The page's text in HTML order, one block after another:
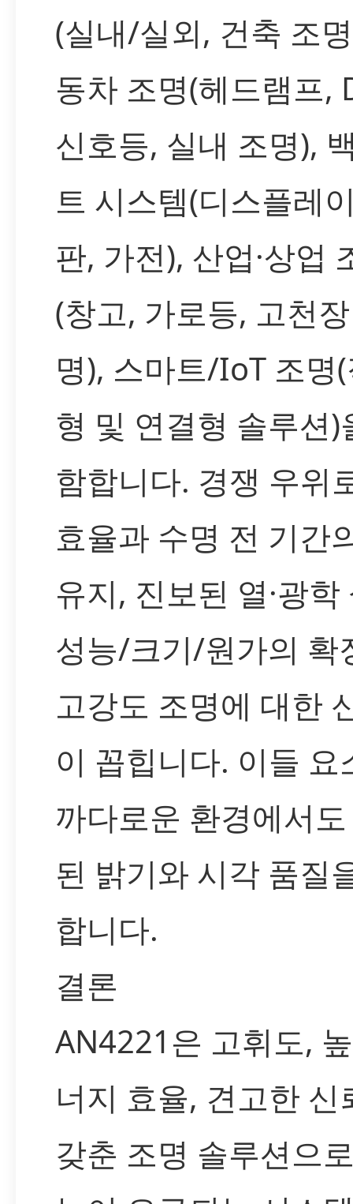
(실내/실외, 건축 조
동차 조명(헤드램프,
신호등, 실내 조명),
트 시스템(디스플레
판, 가전), 산업·상업
(창고, 가로등, 고천
명), 스마트/IoT 조명
형 및 연결형 솔루션)
함합니다. 경쟁 우위
효율과 수명 전 기간
유지, 진보된 열·광학
성능/크기/원가의 확
고강도 조명에 대한
이 꼽힙니다. 이들 요
까다로운 환경에서
된 밝기와 시각 품질
합니다.
결론
AN4221은 고휘도,
너지 효율, 견고한 신
갖춘 조명 솔루션으